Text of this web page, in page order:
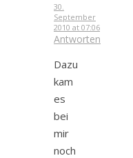
30.
September
2010 at 07:06
Antworten
Dazu
kam
es
bei
mir
noch